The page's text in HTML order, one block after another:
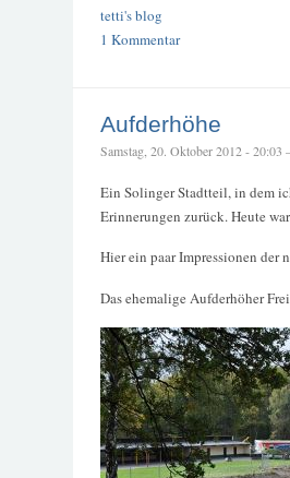
tetti's blog
1 Kommentar
Aufderhöhe
Samstag, 20. Oktober 2012 - 20:03
Ein Solinger Stadtteil, in dem
Erinnerungen zurück. Heute
Hier ein paar Impressionen der
Das ehemalige Aufderhöher